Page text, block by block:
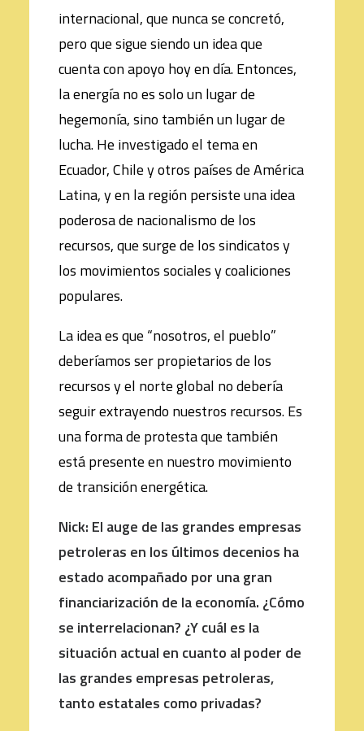
internacional, que nunca se concretó,
pero que sigue siendo un idea que
cuenta con apoyo hoy en día. Entonces,
la energía no es solo un lugar de
hegemonía, sino también un lugar de
lucha. He investigado el tema en
Ecuador, Chile y otros países de América
Latina, y en la región persiste una idea
poderosa de nacionalismo de los
recursos, que surge de los sindicatos y
los movimientos sociales y coaliciones
populares.
La idea es que “nosotros, el pueblo”
deberíamos ser propietarios de los
recursos y el norte global no debería
seguir extrayendo nuestros recursos. Es
una forma de protesta que también
está presente en nuestro movimiento
de transición energética.
Nick: El auge de las grandes empresas
petroleras en los últimos decenios ha
estado acompañado por una gran
financiarización de la economía. ¿Cómo
se interrelacionan? ¿Y cuál es la
situación actual en cuanto al poder de
las grandes empresas petroleras,
tanto estatales como privadas?